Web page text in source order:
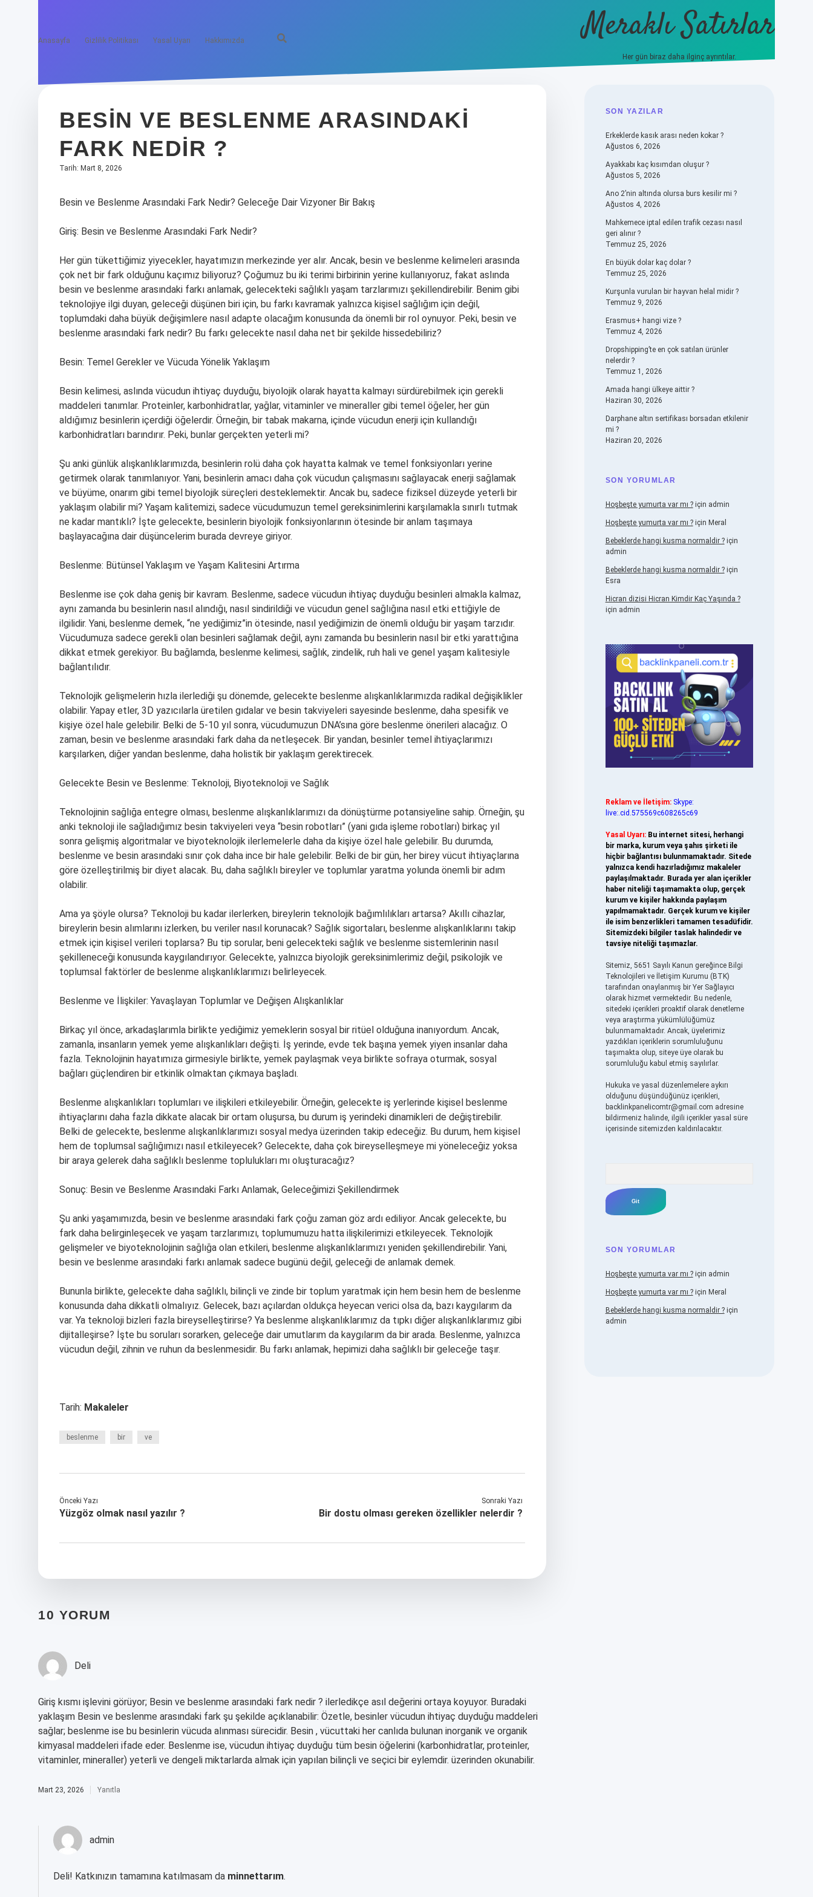
Anasayfa Gizlilik Politikası Yasal Uyarı Hakkımızda Meraklı Satırlar
Her gün biraz daha ilginç ayrıntılar.
BESIN VE BESLENME ARASINDAKI
FARK NEDIR ?
Tarih: Mart 8, 2026
Besin ve Beslenme Arasındaki Fark Nedir? Geleceğe Dair Vizyoner Bir Bakış
Giriş: Besin ve Beslenme Arasındaki Fark Nedir?
Her gün tükettiğimiz yiyecekler, hayatımızın merkezinde yer alır. Ancak, besin ve beslenme kelimeleri arasında
çok net bir fark olduğunu kaçımız biliyoruz? Çoğumuz bu iki terimi birbirinin yerine kullanıyoruz, fakat aslında
besin ve beslenme arasındaki farkı anlamak, gelecekteki sağlıklı yaşam tarzlarımızı şekillendirebilir. Benim gibi
teknolojiye ilgi duyan, geleceği düşünen biri için, bu farkı kavramak yalnızca kişisel sağlığım için değil,
toplumdaki daha büyük değişimlere nasıl adapte olacağım konusunda da önemli bir rol oynuyor. Peki, besin ve
beslenme arasındaki fark nedir? Bu farkı gelecekte nasıl daha net bir şekilde hissedebiliriz?
Besin: Temel Gerekler ve Vücuda Yönelik Yaklaşım
Besin kelimesi, aslında vücudun ihtiyaç duyduğu, biyolojik olarak hayatta kalmayı sürdürebilmek için gerekli
maddeleri tanımlar. Proteinler, karbonhidratlar, yağlar, vitaminler ve mineraller gibi temel öğeler, her gün
aldığımız besinlerin içerdiği öğelerdir. Örneğin, bir tabak makarna, içinde vücudun enerji için kullandığı
karbonhidratları barındırır. Peki, bunlar gerçekten yeterli mi?
Şu anki günlük alışkanlıklarımızda, besinlerin rolü daha çok hayatta kalmak ve temel fonksiyonları yerine
getirmek olarak tanımlanıyor. Yani, besinlerin amacı daha çok vücudun çalışmasını sağlayacak enerji sağlamak
ve büyüme, onarım gibi temel biyolojik süreçleri desteklemektir. Ancak bu, sadece fiziksel düzeyde yeterli bir
yaklaşım olabilir mi? Yaşam kalitemizi, sadece vücudumuzun temel gereksinimlerini karşılamakla sınırlı tutmak
ne kadar mantıklı? İşte gelecekte, besinlerin biyolojik fonksiyonlarının ötesinde bir anlam taşımaya
başlayacağına dair düşüncelerim burada devreye giriyor.
Beslenme: Bütünsel Yaklaşım ve Yaşam Kalitesini Artırma
Beslenme ise çok daha geniş bir kavram. Beslenme, sadece vücudun ihtiyaç duyduğu besinleri almakla kalmaz,
aynı zamanda bu besinlerin nasıl alındığı, nasıl sindirildiği ve vücudun genel sağlığına nasıl etki ettiğiyle de
ilgilidir. Yani, beslenme demek, “ne yediğimiz”in ötesinde, nasıl yediğimizin de önemli olduğu bir yaşam tarzıdır.
Vücudumuza sadece gerekli olan besinleri sağlamak değil, aynı zamanda bu besinlerin nasıl bir etki yarattığına
dikkat etmek gerekiyor. Bu bağlamda, beslenme kelimesi, sağlık, zindelik, ruh hali ve genel yaşam kalitesiyle
bağlantılıdır.
Teknolojik gelişmelerin hızla ilerlediği şu dönemde, gelecekte beslenme alışkanlıklarımızda radikal değişiklikler
olabilir. Yapay etler, 3D yazıcılarla üretilen gıdalar ve besin takviyeleri sayesinde beslenme, daha spesifik ve
kişiye özel hale gelebilir. Belki de 5-10 yıl sonra, vücudumuzun DNA’sına göre beslenme önerileri alacağız. O
zaman, besin ve beslenme arasındaki fark daha da netleşecek. Bir yandan, besinler temel ihtiyaçlarımızı
karşılarken, diğer yandan beslenme, daha holistik bir yaklaşım gerektirecek.
Gelecekte Besin ve Beslenme: Teknoloji, Biyoteknoloji ve Sağlık
Teknolojinin sağlığa entegre olması, beslenme alışkanlıklarımızı da dönüştürme potansiyeline sahip. Örneğin, şu
anki teknoloji ile sağladığımız besin takviyeleri veya “besin robotları” (yani gıda işleme robotları) birkaç yıl
sonra gelişmiş algoritmalar ve biyoteknolojik ilerlemelerle daha da kişiye özel hale gelebilir. Bu durumda,
beslenme ve besin arasındaki sınır çok daha ince bir hale gelebilir. Belki de bir gün, her birey vücut ihtiyaçlarına
göre özelleştirilmiş bir diyet alacak. Bu, daha sağlıklı bireyler ve toplumlar yaratma yolunda önemli bir adım
olabilir.
Ama ya şöyle olursa? Teknoloji bu kadar ilerlerken, bireylerin teknolojik bağımlılıkları artarsa? Akıllı cihazlar,
bireylerin besin alımlarını izlerken, bu veriler nasıl korunacak? Sağlık sigortaları, beslenme alışkanlıklarını takip
etmek için kişisel verileri toplarsa? Bu tip sorular, beni gelecekteki sağlık ve beslenme sistemlerinin nasıl
şekilleneceği konusunda kaygılandırıyor. Gelecekte, yalnızca biyolojik gereksinimlerimiz değil, psikolojik ve
toplumsal faktörler de beslenme alışkanlıklarımızı belirleyecek.
Beslenme ve İlişkiler: Yavaşlayan Toplumlar ve Değişen Alışkanlıklar
Birkaç yıl önce, arkadaşlarımla birlikte yediğimiz yemeklerin sosyal bir ritüel olduğuna inanıyordum. Ancak,
zamanla, insanların yemek yeme alışkanlıkları değişti. İş yerinde, evde tek başına yemek yiyen insanlar daha
fazla. Teknolojinin hayatımıza girmesiyle birlikte, yemek paylaşmak veya birlikte sofraya oturmak, sosyal
bağları güçlendiren bir etkinlik olmaktan çıkmaya başladı.
Beslenme alışkanlıkları toplumları ve ilişkileri etkileyebilir. Örneğin, gelecekte iş yerlerinde kişisel beslenme
ihtiyaçlarını daha fazla dikkate alacak bir ortam oluşursa, bu durum iş yerindeki dinamikleri de değiştirebilir.
Belki de gelecekte, beslenme alışkanlıklarımızı sosyal medya üzerinden takip edeceğiz. Bu durum, hem kişisel
hem de toplumsal sağlığımızı nasıl etkileyecek? Gelecekte, daha çok bireyselleşmeye mi yöneleceğiz yoksa
bir araya gelerek daha sağlıklı beslenme toplulukları mı oluşturacağız?
Sonuç: Besin ve Beslenme Arasındaki Farkı Anlamak, Geleceğimizi Şekillendirmek
Şu anki yaşamımızda, besin ve beslenme arasındaki fark çoğu zaman göz ardı ediliyor. Ancak gelecekte, bu
fark daha belirginleşecek ve yaşam tarzlarımızı, toplumumuzu hatta ilişkilerimizi etkileyecek. Teknolojik
gelişmeler ve biyoteknolojinin sağlığa olan etkileri, beslenme alışkanlıklarımızı yeniden şekillendirebilir. Yani,
besin ve beslenme arasındaki farkı anlamak sadece bugünü değil, geleceği de anlamak demek.
Bununla birlikte, gelecekte daha sağlıklı, bilinçli ve zinde bir toplum yaratmak için hem besin hem de beslenme
konusunda daha dikkatli olmalıyız. Gelecek, bazı açılardan oldukça heyecan verici olsa da, bazı kaygılarım da
var. Ya teknoloji bizleri fazla bireyselleştirirse? Ya beslenme alışkanlıklarımız da tıpkı diğer alışkanlıklarımız gibi
dijitalleşirse? İşte bu soruları sorarken, geleceğe dair umutlarım da kaygılarım da bir arada. Beslenme, yalnızca
vücudun değil, zihnin ve ruhun da beslenmesidir. Bu farkı anlamak, hepimizi daha sağlıklı bir geleceğe taşır.
Tarih: Makaleler
beslenme bir ve
Önceki Yazı
Yüzgöz olmak nasıl yazılır ?
Sonraki Yazı
Bir dostu olması gereken özellikler nelerdir ?
10 YORUM
Deli
Giriş kısmı işlevini görüyor; Besin ve beslenme arasındaki fark nedir ? ilerledikçe asıl değerini ortaya koyuyor. Buradaki
yaklaşım Besin ve beslenme arasındaki fark şu şekilde açıklanabilir: Özetle, besinler vücudun ihtiyaç duyduğu maddeleri
sağlar; beslenme ise bu besinlerin vücuda alınması sürecidir. Besin , vücuttaki her canlıda bulunan inorganik ve organik
kimyasal maddeleri ifade eder. Beslenme ise, vücudun ihtiyaç duyduğu tüm besin öğelerini (karbonhidratlar, proteinler,
vitaminler, mineraller) yeterli ve dengeli miktarlarda almak için yapılan bilinçli ve seçici bir eylemdir. üzerinden okunabilir.
Mart 23, 2026 Yanıtla
admin
Deli! Katkınızın tamamına katılmasam da minnettarım.
SIDEBAR
SON YAZILAR
Erkeklerde kasık arası neden kokar ?
Ağustos 6, 2026
Ayakkabı kaç kısımdan oluşur ?
Ağustos 5, 2026
Ano 2’nin altında olursa burs kesilir mi ?
Ağustos 4, 2026
Mahkemece iptal edilen trafik cezası nasıl
geri alınır ?
Temmuz 25, 2026
En büyük dolar kaç dolar ?
Temmuz 25, 2026
Kurşunla vurulan bir hayvan helal midir ?
Temmuz 9, 2026
Erasmus+ hangi vize ?
Temmuz 4, 2026
Dropshipping’te en çok satılan ürünler
nelerdir ?
Temmuz 1, 2026
Amada hangi ülkeye aittir ?
Haziran 30, 2026
Darphane altın sertifikası borsadan etkilenir
mi ?
Haziran 20, 2026
SON YORUMLAR
Hoşbeşte yumurta var mı ?için admin
Hoşbeşte yumurta var mı ?için Meral
Bebeklerde hangi kusma normaldir ?için
admin
Bebeklerde hangi kusma normaldir ?için
Esra
Hicran dizisi Hicran Kimdir Kaç Yaşında ?
için admin
Reklam ve İletişim: Skype:
live:.cid.575569c608265c69
Yasal Uyarı: Bu internet sitesi, herhangi
bir marka, kurum veya şahıs şirketi ile
hiçbir bağlantısı bulunmamaktadır. Sitede
yalnızca kendi hazırladığımız makaleler
paylaşılmaktadır. Burada yer alan içerikler
haber niteliği taşımamakta olup, gerçek
kurum ve kişiler hakkında paylaşım
yapılmamaktadır. Gerçek kurum ve kişiler
ile isim benzerlikleri tamamen tesadüfidir.
Sitemizdeki bilgiler taslak halindedir ve
tavsiye niteliği taşımazlar.
Sitemiz, 5651 Sayılı Kanun gereğince Bilgi
Teknolojileri ve İletişim Kurumu (BTK)
tarafından onaylanmış bir Yer Sağlayıcı
olarak hizmet vermektedir. Bu nedenle,
sitedeki içerikleri proaktif olarak denetleme
veya araştırma yükümlülüğümüz
bulunmamaktadır. Ancak, üyelerimiz
yazdıkları içeriklerin sorumluluğunu
taşımakta olup, siteye üye olarak bu
sorumluluğu kabul etmiş sayılırlar.
Hukuka ve yasal düzenlemelere aykırı
olduğunu düşündüğünüz içerikleri,
backlinkpanelicomtr@gmail.com adresine
bildirmeniz halinde, ilgili içerikler yasal süre
içerisinde sitemizden kaldırılacaktır.
SON YORUMLAR
Hoşbeşte yumurta var mı ?için admin
Hoşbeşte yumurta var mı ?için Meral
Bebeklerde hangi kusma normaldir ?için
admin